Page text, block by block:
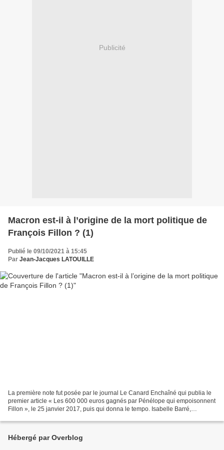
Publicité
Macron est-il à l’origine de la mort politique de
François Fillon ? (1)
Publié le 09/10/2021 à 15:45
Par Jean-Jacques LATOUILLE
La première note fut posée par le journal Le Canard Enchaîné qui publia le
premier article « Les 600 000 euros gagnés par Pénélope qui empoisonnent
Fillon », le 25 janvier 2017, puis qui donna le tempo. Isabelle Barré,
Hébergé par Overblog